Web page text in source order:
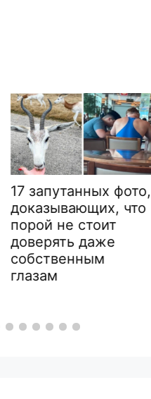
17 запутанных фото,
доказывающих, что
порой не стоит
доверять даже
собственным
глазам